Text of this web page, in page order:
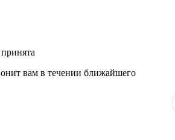
вам в течении ближайшего